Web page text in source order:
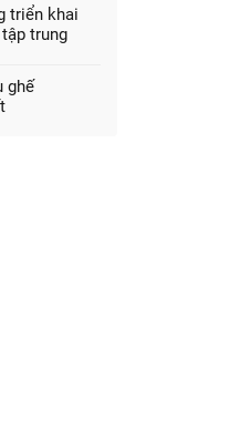
triển khai
trung
ghế